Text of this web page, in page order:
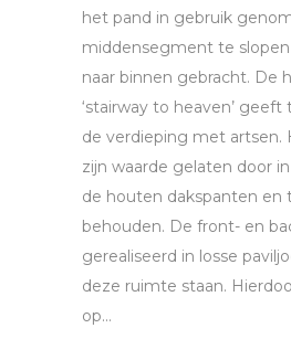
het pand in gebruik
middensegment te
naar binnen gebracht. De
‘stairway to heaven’
de verdieping met artsen.
zijn waarde gelaten door
de houten dakspanten en
behouden. De front- en
gerealiseerd in losse
deze ruimte staan.
op...